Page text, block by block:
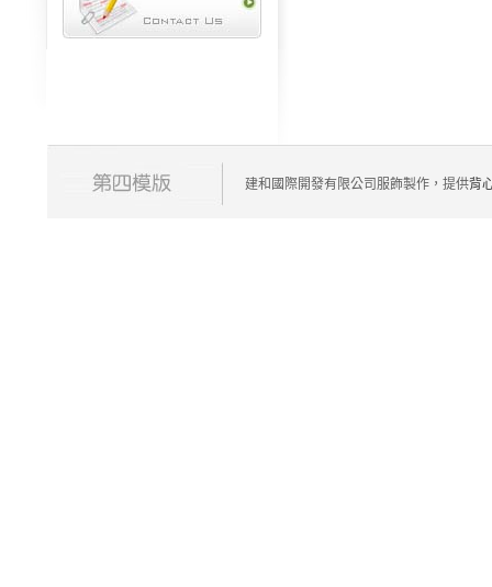
建和國際開發有限公司服飾製作，提供背